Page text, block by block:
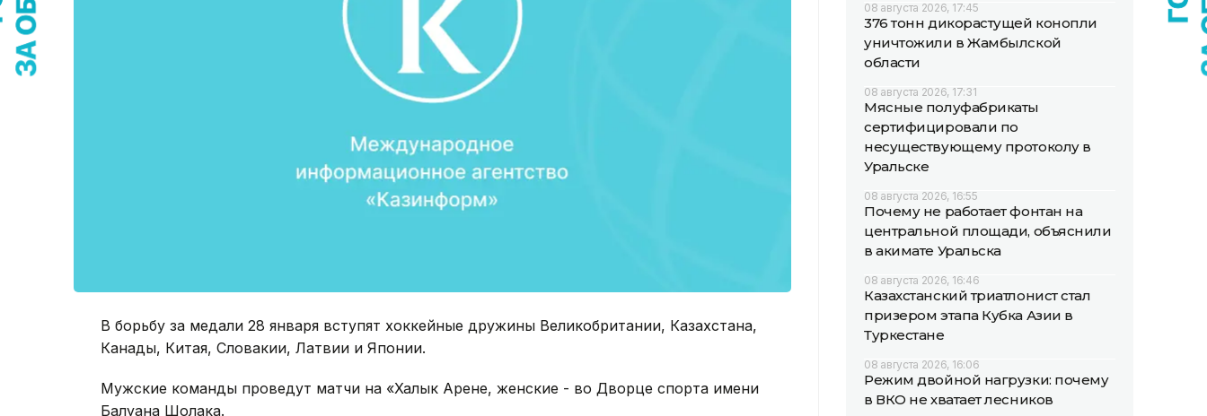
В борьбу за медали 28 января вступят хоккейные дружины Великобритании, Казахстана,
Канады, Китая, Словакии, Латвии и Японии.
Мужские команды проведут матчи на «Халык Арене, женские - во Дворце спорта имени
Балуана Шолака.
08 августа 2026, 17:45
376 тонн дикорастущей конопли
уничтожили в Жамбылской
области
08 августа 2026, 17:31
Мясные полуфабрикаты
сертифицировали по
несуществующему протоколу в
Уральске
08 августа 2026, 16:55
Почему не работает фонтан на
центральной площади, объяснили
в акимате Уральска
08 августа 2026, 16:46
Казахстанский триатлонист стал
призером этапа Кубка Азии в
Туркестане
08 августа 2026, 16:06
Режим двойной нагрузки: почему
в ВКО не хватает лесников